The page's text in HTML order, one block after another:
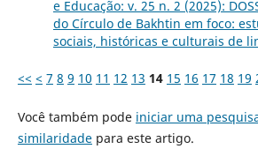
e Educação: v. 25 n. 2 (2025):
do Círculo de Bakhtin em foco:
sociais, históricas e culturais de
<< < 7 8 9 10 11 12 13 14 15 16 17 18 19
Você também pode iniciar uma
similaridadepara este artigo.